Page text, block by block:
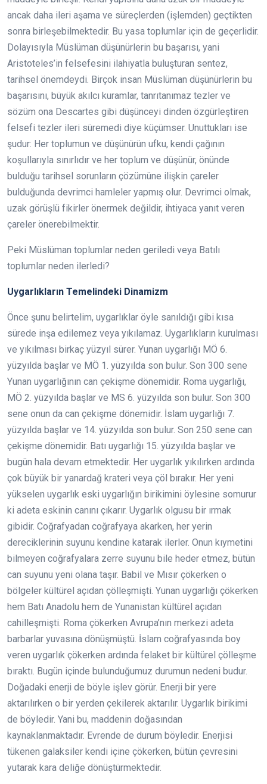
ancak daha ileri aşama ve süreçlerden (işlemden) geçtikten
sonra birleşebilmektedir. Bu yasa toplumlar için de geçerlidir.
Dolayısıyla Müslüman düşünürlerin bu başarısı, yani
Aristoteles’in felsefesini ilahiyatla buluşturan sentez,
tarihsel önemdeydi. Birçok insan Müslüman düşünürlerin bu
başarısını, büyük akılcı kuramlar, tanrıtanımaz tezler ve
sözüm ona Descartes gibi düşünceyi dinden özgürleştiren
felsefi tezler ileri süremedi diye küçümser. Unuttukları ise
şudur: Her toplumun ve düşünürün ufku, kendi çağının
koşullarıyla sınırlıdır ve her toplum ve düşünür, önünde
bulduğu tarihsel sorunların çözümüne ilişkin çareler
bulduğunda devrimci hamleler yapmış olur. Devrimci olmak,
uzak görüşlü fikirler önermek değildir, ihtiyaca yanıt veren
çareler önerebilmektir.
Peki Müslüman toplumlar neden geriledi veya Batılı
toplumlar neden ilerledi?
Uygarlıkların Temelindeki Dinamizm
Önce şunu belirtelim, uygarlıklar öyle sanıldığı gibi kısa
sürede inşa edilemez veya yıkılamaz. Uygarlıkların kurulması
ve yıkılması birkaç yüzyıl sürer. Yunan uygarlığı MÖ 6.
yüzyılda başlar ve MÖ 1. yüzyılda son bulur. Son 300 sene
Yunan uygarlığının can çekişme dönemidir. Roma uygarlığı,
MÖ 2. yüzyılda başlar ve MS 6. yüzyılda son bulur. Son 300
sene onun da can çekişme dönemidir. İslam uygarlığı 7.
yüzyılda başlar ve 14. yüzyılda son bulur. Son 250 sene can
çekişme dönemidir. Batı uygarlığı 15. yüzyılda başlar ve
bugün hala devam etmektedir. Her uygarlık yıkılırken ardında
çok büyük bir yanardağ krateri veya çöl bırakır. Her yeni
yükselen uygarlık eski uygarlığın birikimini öylesine somurur
ki adeta eskinin canını çıkarır. Uygarlık olgusu bir ırmak
gibidir. Coğrafyadan coğrafyaya akarken, her yerin
dereciklerinin suyunu kendine katarak ilerler. Onun kıymetini
bilmeyen coğrafyalara zerre suyunu bile heder etmez, bütün
can suyunu yeni olana taşır. Babil ve Mısır çökerken o
bölgeler kültürel açıdan çölleşmişti. Yunan uygarlığı çökerken
hem Batı Anadolu hem de Yunanistan kültürel açıdan
cahilleşmişti. Roma çökerken Avrupa’nın merkezi adeta
barbarlar yuvasına dönüşmüştü. İslam coğrafyasında boy
veren uygarlık çökerken ardında felaket bir kültürel çölleşme
bıraktı. Bugün içinde bulunduğumuz durumun nedeni budur.
Doğadaki enerji de böyle işlev görür. Enerji bir yere
aktarılırken o bir yerden çekilerek aktarılır. Uygarlık birikimi
de böyledir. Yani bu, maddenin doğasından
kaynaklanmaktadır. Evrende de durum böyledir. Enerjisi
tükenen galaksiler kendi içine çökerken, bütün çevresini
yutarak kara deliğe dönüştürmektedir.